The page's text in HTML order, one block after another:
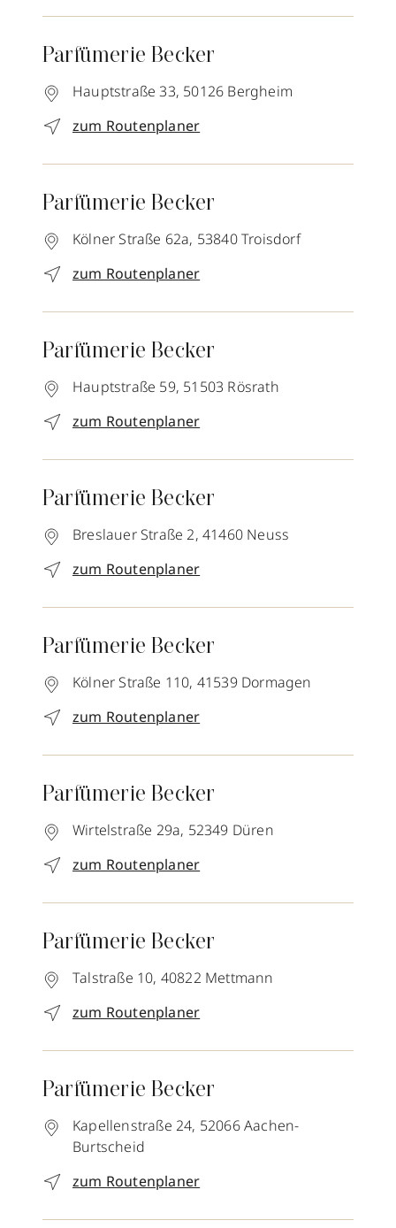
Parfümerie Becker
Hauptstraße 33, 50126 Bergheim
zum Routenplaner
Parfümerie Becker
Kölner Straße 62a, 53840Troisdorf
zum Routenplaner
Parfümerie Becker
Hauptstraße 59, 51503 Rösrath
zum Routenplaner
Parfümerie Becker
Breslauer Straße 2, 41460 Neuss
zum Routenplaner
Parfümerie Becker
Kölner Straße 110, 41539 Dormagen
zum Routenplaner
Parfümerie Becker
Wirtelstraße 29a, 52349 Düren
zum Routenplaner
Parfümerie Becker
Talstraße 10, 40822 Mettmann
zum Routenplaner
Parfümerie Becker
Kapellenstraße 24, 52066Aachen-
Burtscheid
zum Routenplaner